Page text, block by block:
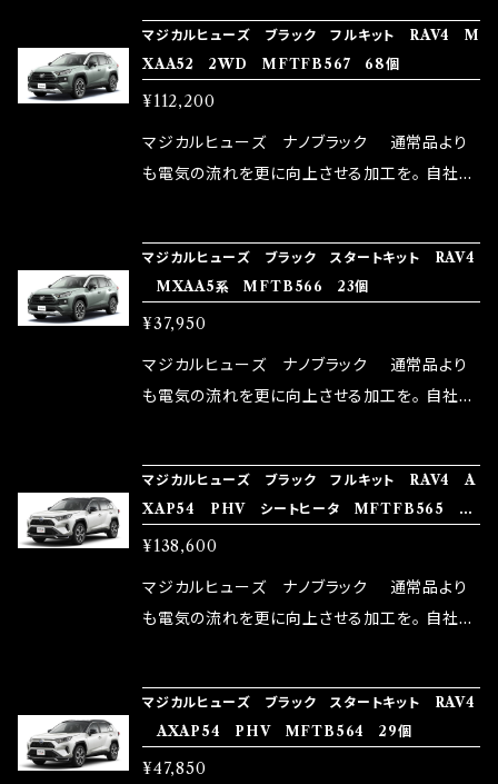
rz）の2店舗の専売品になりますので宜しくお願
い致します。
メ！ レーシングドライバーMAX織戸選手がテス
ターとなり吟味し時間を掛けて検証し、これは
体感出来て面白く、車には必ずプラスになりデメ
リットが無い。と。 コラボ開発製品です。 購入先
はこちらのマジカルヒューズ直販サイトと横浜に
rz）の2店舗の専売品になりますので宜しくお願
い致します。
マジカルヒューズ ブラック フルキット RAV4 M
XAA52 2WD MFTFB567 68個
¥112,200
マジカルヒューズ ナノブラック 通常品より
も電気の流れを更に向上させる加工を。 自社比
メ！ レーシングドライバーMAX織戸選手がテス
ターとなり吟味し時間を掛けて検証し、これは
体感出来て面白く、車には必ずプラスになりデメ
リットが無い。と。 コラボ開発製品です。 購入先
はこちらのマジカルヒューズ直販サイトと横浜に
rz）の2店舗の専売品になりますので宜しくお願
い致します。
マジカルヒューズ ブラック スタートキット RAV4
MXAA5系 MFTB566 23個
¥37,950
マジカルヒューズ ナノブラック 通常品より
も電気の流れを更に向上させる加工を。 自社比
メ！ レーシングドライバーMAX織戸選手がテス
ターとなり吟味し時間を掛けて検証し、これは
体感出来て面白く、車には必ずプラスになりデメ
リットが無い。と。 コラボ開発製品です。 購入先
はこちらのマジカルヒューズ直販サイトと横浜に
rz）の2店舗の専売品になりますので宜しくお願
い致します。
マジカルヒューズ ブラック フルキット RAV4 A
XAP54 PHV シートヒータ MFTFB565 84
個
¥138,600
マジカルヒューズ ナノブラック 通常品より
も電気の流れを更に向上させる加工を。 自社比
メ！ レーシングドライバーMAX織戸選手がテス
ターとなり吟味し時間を掛けて検証し、これは
体感出来て面白く、車には必ずプラスになりデメ
マジカルヒューズ ブラック スタートキット RAV4
AXAP54 PHV MFTB564 29個
¥47,850